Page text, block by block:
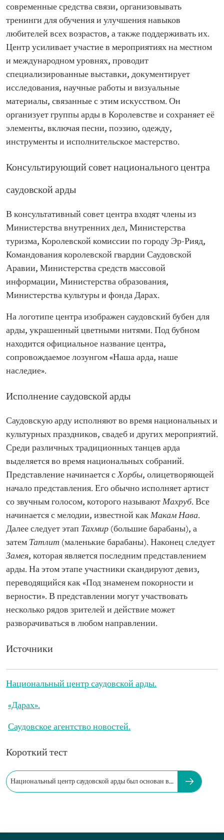
современные средства связи, организовывать
тренинги для обучения и улучшения навыков
любителей всех возрастов, а также поддерживать их.
Центр усиливает участие в мероприятиях на местном
и международном уровнях, проводит
специализированные выставки, документирует
исследования, научные работы и визуальные
материалы, связанные с этим искусством. Он
организует группы арды в Королевстве и сохраняет её
элементы, включая песни, поэзию, одежду,
инструменты и исполнительское мастерство.
Консультирующий совет национального центра
саудовской арды
В консультативный совет центра входят члены из
Министерства внутренних дел, Министерства
туризма, Королевской комиссии по городу Эр-Рияд,
Командования королевской гвардии Саудовской
Аравии, Министерства средств массовой
информации, Министерства образования,
Министерства культуры и фонда Дарах.
На логотипе центра изображен саудовский бубен для
арды, украшенный цветными нитями. Под бубном
находится официальное название центра,
сопровождаемое лозунгом «Наша арда, наше
наследие».
Исполнение саудовской арды
Саудовскую арду исполняют во время национальных и
культурных праздников, свадеб и других мероприятий.
Среди различных традиционных танцев арда
выделяется во время национальных собраний.
Представление начинается сХорбы, олицетворяющей
начало представления. Его обычно исполняет артист
со звучным голосом, которого называютМахруб. Все
начинается с мелодии, известной какМакам Нава.
Далее следует этап Тахмир (большие барабаны), а
затем Татлит (маленькие барабаны). Наконец следует
Замея, которая является последним представлением
арды. На этом этапе участники скандируют девиз,
переводящийся как «Под знаменем покорности и
верности». В представлении могут участвовать
несколько рядов зрителей и действие может
разворачиваться в любом направлении.
Источники
Национальный центр саудовской арды.
«Дарах».
Саудовское агентство новостей.
Короткий тест
Национальный центр саудовской арды был основан в...